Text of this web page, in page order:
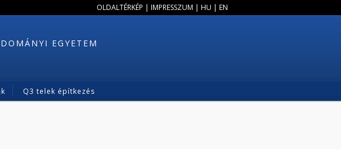
OLDALTÉRKÉP | IMPRESSZUM | HU | EN
EGYETEM
Q3 telek építkezés